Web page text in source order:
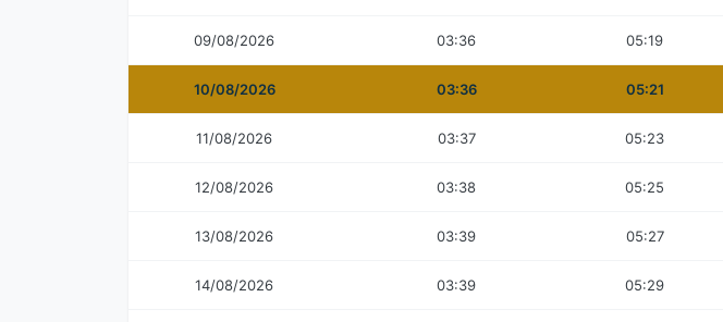
09/08/2026 03:36 05:19
10/08/2026 03:36 05:21
11/08/2026 03:37 05:23
12/08/2026 03:38 05:25
13/08/2026 03:39 05:27
14/08/2026 03:39 05:29